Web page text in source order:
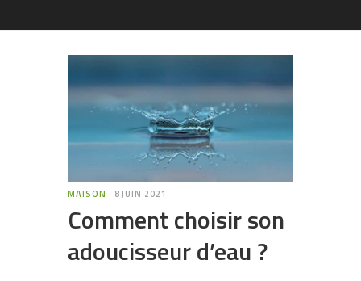
MAISON 8 JUIN 2021
Comment choisir son
adoucisseur d’eau ?